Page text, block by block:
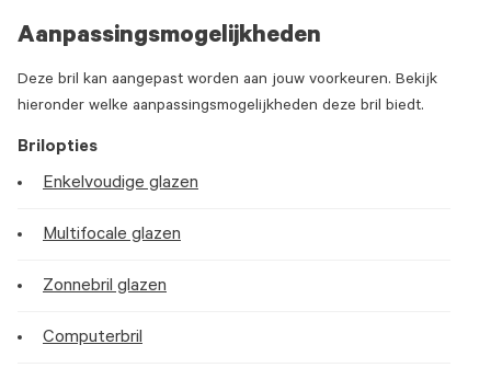
Aanpassingsmogelijkheden
Deze bril kan aangepast worden aan jouw voorkeuren. Bekijk
hieronder welke aanpassingsmogelijkheden deze bril biedt.
Brilopties
Enkelvoudige glazen
Multifocale glazen
Zonnebril glazen
Computerbril